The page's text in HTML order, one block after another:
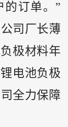
的订单。”
司厂长薄
极材料年
电池负极
全力保障